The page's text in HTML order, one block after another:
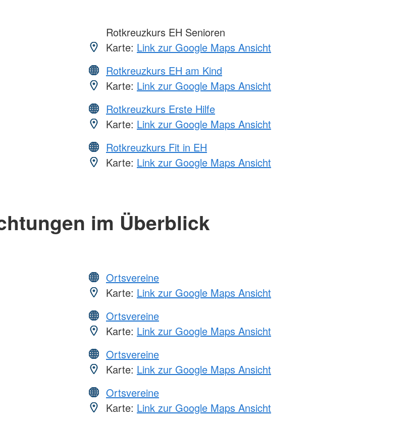
Rotkreuzkurs EH Senioren
Karte: Link zur Google Maps Ansicht
Rotkreuzkurs EH am Kind
Karte: Link zur Google Maps Ansicht
Rotkreuzkurs Erste Hilfe
Karte: Link zur Google Maps Ansicht
Rotkreuzkurs Fit in EH
Karte: Link zur Google Maps Ansicht
im Überblick
Ortsvereine
Karte: Link zur Google Maps Ansicht
Ortsvereine
Karte: Link zur Google Maps Ansicht
Ortsvereine
Karte: Link zur Google Maps Ansicht
Ortsvereine
Karte: Link zur Google Maps Ansicht